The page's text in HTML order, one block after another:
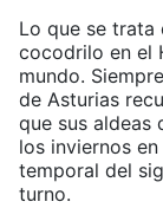
Lo que se trata
cocodrilo en el
mundo.
de Asturias
que sus aldeas
los inviernos
temporal del
turno.